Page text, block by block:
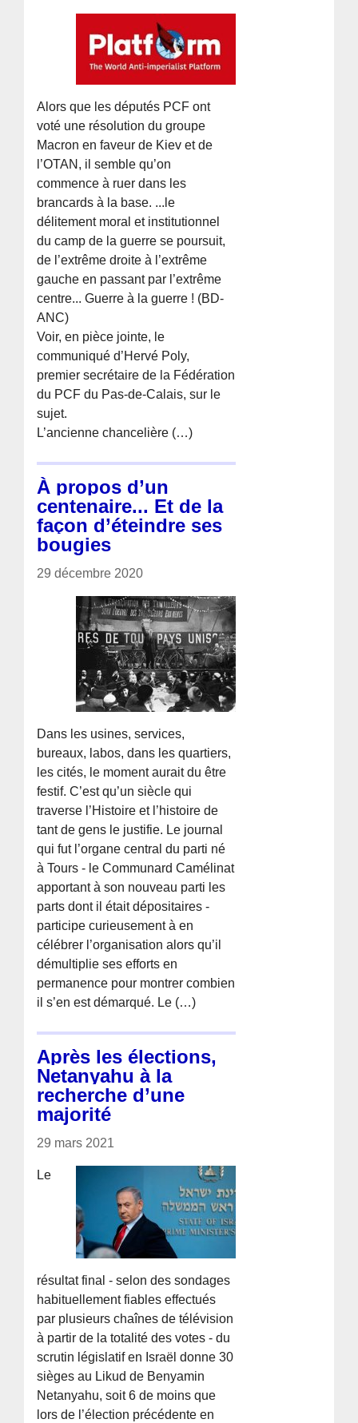
Alors que les députés PCF ont
voté une résolution du groupe
Macron en faveur de Kiev et de
l’OTAN, il semble qu’on
commence à ruer dans les
brancards à la base. ...le
délitement moral et institutionnel
du camp de la guerre se poursuit,
de l’extrême droite à l’extrême
gauche en passant par l’extrême
centre... Guerre à la guerre ! (BD-
ANC)
Voir, en pièce jointe, le
communiqué d’Hervé Poly,
premier secrétaire de la Fédération
du PCF du Pas-de-Calais, sur le
sujet.
L’ancienne chancelière (…)
À propos d’un
centenaire... Et de la
façon d’éteindre ses
bougies
29 décembre 2020
Dans les usines, services,
bureaux, labos, dans les quartiers,
les cités, le moment aurait du être
festif. C’est qu’un siècle qui
traverse l’Histoire et l’histoire de
tant de gens le justifie. Le journal
qui fut l’organe central du parti né
à Tours - le Communard Camélinat
apportant à son nouveau parti les
parts dont il était dépositaires -
participe curieusement à en
célébrer l’organisation alors qu’il
démultiplie ses efforts en
permanence pour montrer combien
il s’en est démarqué. Le (…)
Après les élections,
Netanyahu à la
recherche d’une
majorité
29 mars 2021
Le
résultat final - selon des sondages
habituellement fiables effectués
par plusieurs chaînes de télévision
à partir de la totalité des votes - du
scrutin législatif en Israël donne 30
sièges au Likud de Benyamin
Netanyahu, soit 6 de moins que
lors de l’élection précédente en